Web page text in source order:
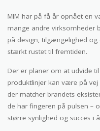
MIM har på få år opnået en
mange andre virksomheder
på design, tilgængelighed og
stærkt rustet til fremtiden.
Der er planer om at udvide
produktlinjer kan være på vej
der matcher brandets
de har fingeren på pulsen –
større synlighed og succes i